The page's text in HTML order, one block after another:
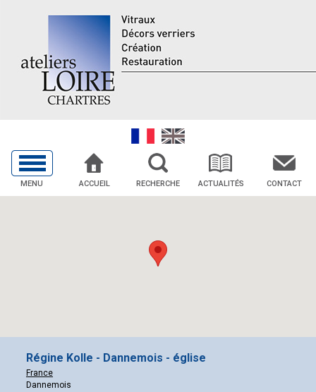
MENU ACCUEIL RECHERCHE ACTUALITÉS CONTACT
Régine Kolle - Dannemois - église
France
Dannemois